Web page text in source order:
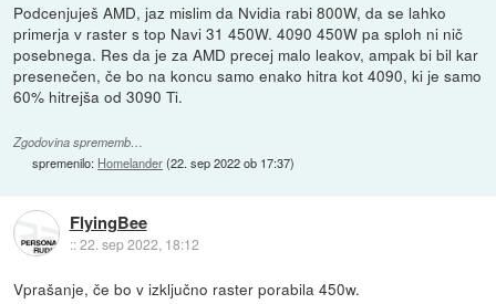
Podcenjuješ AMD, jaz mislim da Nvidia rabi 800W, da se lahko
primerja v raster s top Navi 31 450W. 4090 450W pa sploh ni nič
posebnega. Res da je za AMD precej malo leakov, ampak bi bil kar
presenečen, če bo na koncu samo enako hitra kot 4090, ki je samo
60% hitrejša od 3090 Ti.
Zgodovina sprememb…
spremenilo: Homelander(22. sep 2022 ob 17:37)
FlyingBee
::22. sep 2022, 18:12
Vprašanje, če bo v izključno raster porabila 450w.